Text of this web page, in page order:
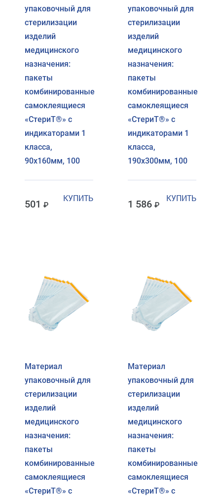
упаковочный для
стерилизации
изделий
медицинского
назначения:
пакеты
комбинированные
самоклеящиеся
«СтериТ®» с
индикаторами 1
класса,
90х160мм, 100
501
КУПИТЬ
упаковочный для
стерилизации
изделий
медицинского
назначения:
пакеты
комбинированные
самоклеящиеся
«СтериТ®» с
индикаторами 1
класса,
190х300мм, 100
1 586
КУПИТЬ
Материал
упаковочный для
стерилизации
изделий
медицинского
назначения:
пакеты
комбинированные
самоклеящиеся
«СтериТ®» с
Материал
упаковочный для
стерилизации
изделий
медицинского
назначения:
пакеты
комбинированные
самоклеящиеся
«СтериТ®» с